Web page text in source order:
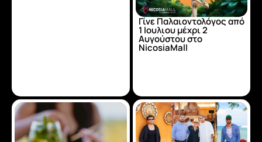
Γίνε Παλαιοντολόγος από
1 Ιουλιου μέχρι 2
Αυγούστου στο
NicosiaMall